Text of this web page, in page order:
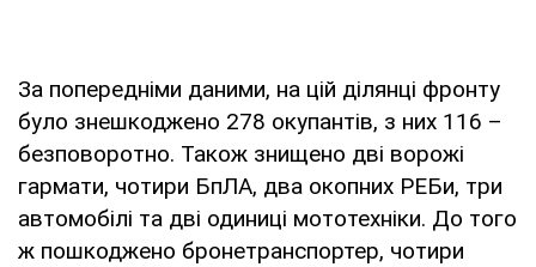
За попередніми даними, на цій ділянці фронту
було знешкоджено 278 окупантів, з них 116 –
безповоротно. Також знищено дві ворожі
гармати, чотири БпЛА, два окопних РЕБи, три
автомобілі та дві одиниці мототехніки. До того
ж пошкоджено бронетранспортер, чотири